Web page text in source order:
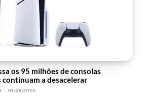
os 95 milhões de consolas
continuam a desacelerar
- 04/08/2026